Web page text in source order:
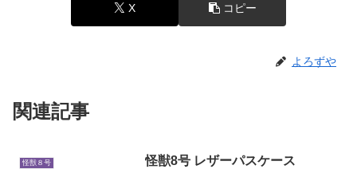
X コピー
よろずや
関連記事
怪獣８号 怪獣8号 レザーパスケース